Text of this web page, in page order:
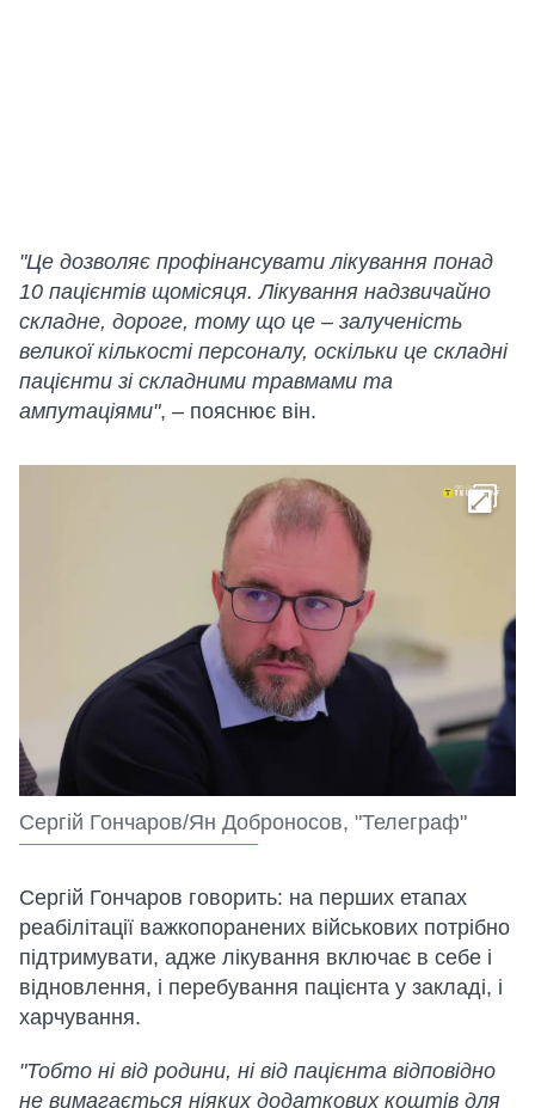
"Це дозволяє профінансувати лікування понад
10 пацієнтів щомісяця. Лікування надзвичайно
складне, дороге, тому що це – залученість
великої кількості персоналу, оскільки це складні
пацієнти зі складними травмами та
ампутаціями", – пояснює він.
Сергій Гончаров/Ян Доброносов, "Телеграф"
Сергій Гончаров говорить: на перших етапах
реабілітації важкопоранених військових потрібно
підтримувати, адже лікування включає в себе і
відновлення, і перебування пацієнта у закладі, і
харчування.
"Тобто ні від родини, ні від пацієнта відповідно
не вимагається ніяких додаткових коштів для